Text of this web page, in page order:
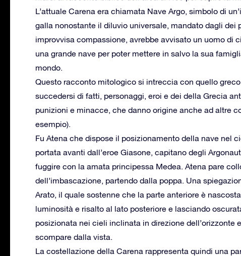
L’attuale Carena era chiamata Nave Argo, simbolo di
galla nonostante il diluvio universale, mandato dagli dei
improvvisa compassione, avrebbe avvisato un uomo di
una grande nave per poter mettere in salvo la sua
mondo.
Questo racconto mitologico si intreccia con quello
succedersi di fatti, personaggi, eroi e dei della Grecia
punizioni e minacce, che danno origine anche ad altre
esempio).
Fu Atena che dispose il posizionamento della nave nel
portata avanti dall’eroe Giasone, capitano degli
fuggire con la amata principessa Medea. Atena pare
dell’imbascazione, partendo dalla poppa. Una
Arato, il quale sostenne che la parte anteriore è
luminosità e risalto al lato posteriore e lasciando
posizionata nei cieli inclinata in direzione dell’orizzonte
scompare dalla vista.
La costellazione della Carena rappresenta quindi una